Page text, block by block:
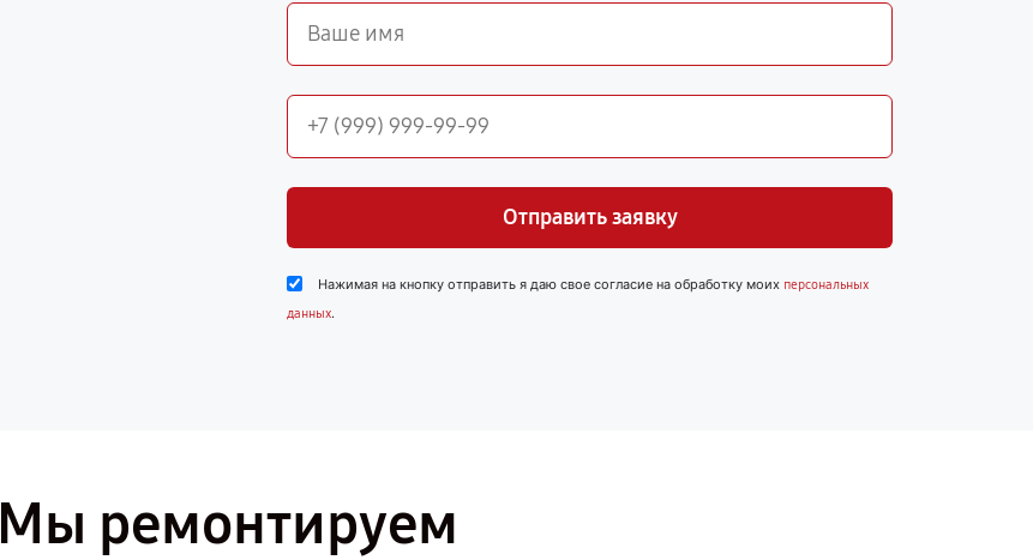
Отправить заявку
Нажимая на кнопку отправить я даю свое согласие на обработку моих персональных
данных.
Мы ремонтируем